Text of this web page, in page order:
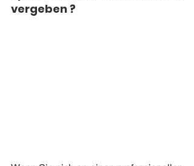
vergeben ?